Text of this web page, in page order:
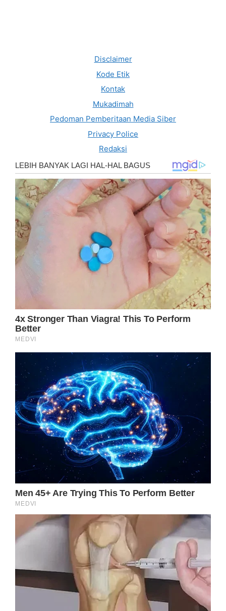
Disclaimer
Kode Etik
Kontak
Mukadimah
Pedoman Pemberitaan Media Siber
Privacy Police
Redaksi